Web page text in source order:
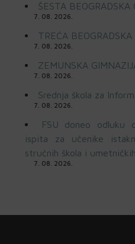
ŠESTA BEOGRADSKA
7. 08. 2026.
TREĆA
7. 08. 2026.
ZEMUNSKA
7. 08. 2026.
Srednja škola za
7. 08. 2026.
FSU doneo odluku
ispita za učenike
stručnih škola i
7. 08. 2026.